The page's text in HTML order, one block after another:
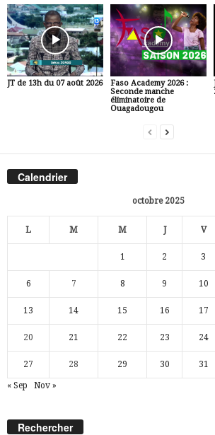
JT de 13h du 07 août 2026
Faso Academy 2026 :
Seconde manche
éliminatoire de
Ouagadougou
Calendrier
octobre 2025
L M M J V
1 2 3
6 7 8 9 10
13 14 15 16 17
20 21 22 23 24
27 28 29 30 31
« Sep Nov »
Rechercher